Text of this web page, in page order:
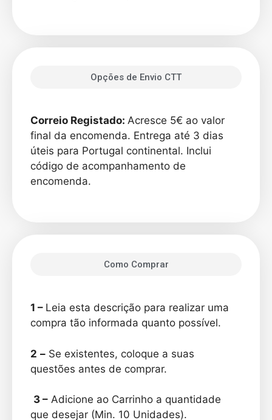
Opções de Envio CTT
Correio Registado: Acresce 5€ ao valor
final da encomenda. Entrega até 3 dias
úteis para Portugal continental. Inclui
código de acompanhamento de
encomenda.
Como Comprar
1 – Leia esta descrição para realizar uma
compra tão informada quanto possível.
2 – Se existentes, coloque a suas
questões antes de comprar.
3 – Adicione ao Carrinho a quantidade
que desejar (Min. 10 Unidades).